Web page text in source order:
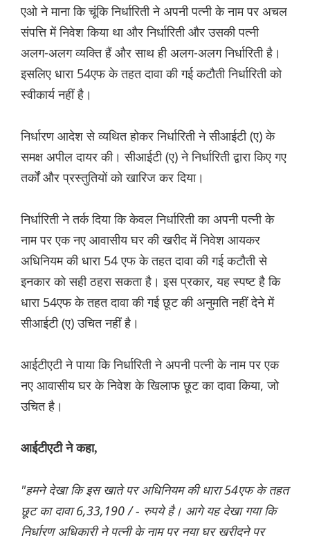
एओ ने माना कि चूंकि निर्धारिती ने अपनी पत्नी के नाम पर अचल
संपत्ति में निवेश किया था और निर्धारिती और उसकी पत्नी
अलग-अलग व्यक्ति हैं और साथ ही अलग-अलग निर्धारिती है।
इसलिए धारा 54एफ के तहत दावा की गई कटौती निर्धारिती को
स्वीकार्य नहीं है।
निर्धारण आदेश से व्यथित होकर निर्धारिती ने सीआईटी (ए) के
समक्ष अपील दायर की। सीआईटी (ए) ने निर्धारिती द्वारा किए गए
तर्कों और प्रस्तुतियों को खारिज कर दिया।
निर्धारिती ने तर्क दिया कि केवल निर्धारिती का अपनी पत्नी के
नाम पर एक नए आवासीय घर की खरीद में निवेश आयकर
अधिनियम की धारा 54 एफ के तहत दावा की गई कटौती से
इनकार को सही ठहरा सकता है। इस प्रकार, यह स्पष्ट है कि
धारा 54एफ के तहत दावा की गई छूट की अनुमति नहीं देने में
सीआईटी (ए) उचित नहीं है।
आईटीएटी ने पाया कि निर्धारिती ने अपनी पत्नी के नाम पर एक
नए आवासीय घर के निवेश के खिलाफ छूट का दावा किया, जो
उचित है।
आईटीएटी ने कहा,
"हमने देखा कि इस खाते पर अधिनियम की धारा 54एफ के तहत
छूट का दावा 6,33,190 / - रुपये है। आगे यह देखा गया कि
निर्धारण अधिकारी ने पत्नी के नाम पर नया घर खरीदने पर